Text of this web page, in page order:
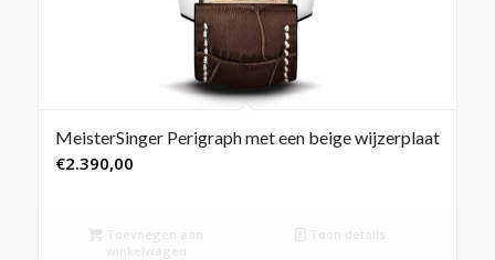
MeisterSinger Perigraph met een beige wijzerplaat
€2.390,00
Toevoegen aan
winkelwagen
Toon details